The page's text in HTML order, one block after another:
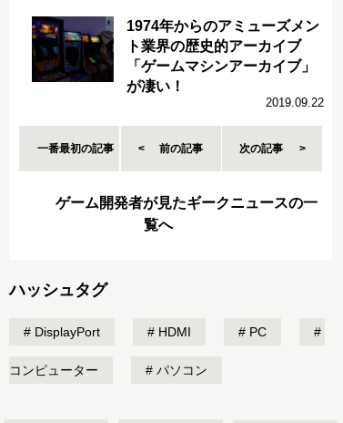
1974年からのアミューズメン
ト業界の歴史的アーカイブ
「ゲームマシンアーカイブ」
が凄い！
2019.09.22
一番最初の記事 前の記事 次の記事
ゲーム開発者が見たギークニュースの一
覧へ
ハッシュタグ
DisplayPort HDMI PC
コンピューター パソコン